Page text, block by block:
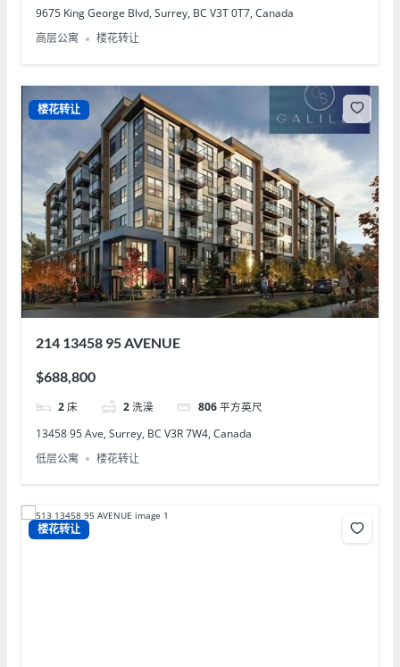
9675 King George Blvd, Surrey, BC V3T 0T7, Canada
高层公寓
楼花转让
楼花转让
214 13458 95 AVENUE
$688,800
2 床 2 洗澡 806 平方英尺
13458 95 Ave, Surrey, BC V3R 7W4, Canada
低层公寓
楼花转让
楼花转让